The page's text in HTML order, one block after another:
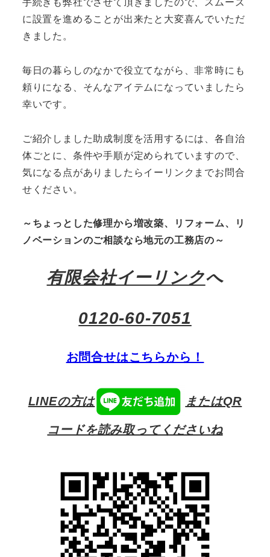
手続きも弊社でさせて頂きましたので、スムーズ
に設置を進めることが出来たと大変喜んでいただ
きました。
毎日の暮らしのなかで役立てながら、非常時にも
頼りになる、そんなアイテムになっていましたら
幸いです。
ご紹介しました助成制度を活用するには、各自治
体ごとに、条件や手順が定められていますので、
気になる点がありましたらイーリンクまでお問合
せください。
～ちょっとした修理から増改築、リフォーム、リ
ノベーションのご相談なら地元の工務店の～
有限会社イーリンクへ
0120-60-7051
お問合せはこちらから！
LINEの方は またはQR
コードを読み取ってくださいね